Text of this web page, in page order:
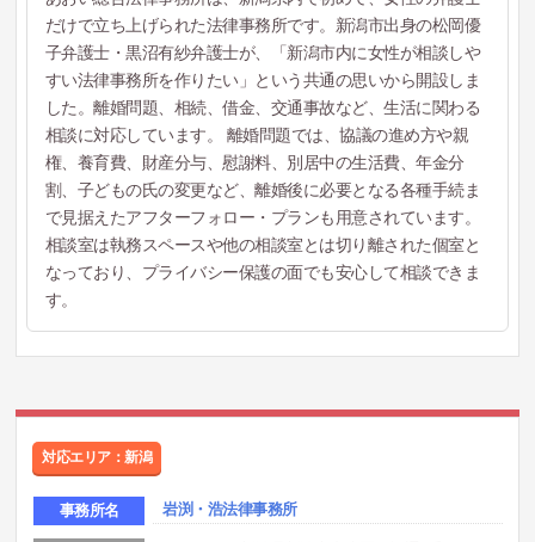
だけで立ち上げられた法律事務所です。新潟市出身の松岡優
子弁護士・黒沼有紗弁護士が、「新潟市内に女性が相談しや
すい法律事務所を作りたい」という共通の思いから開設しま
した。離婚問題、相続、借金、交通事故など、生活に関わる
相談に対応しています。 離婚問題では、協議の進め方や親
権、養育費、財産分与、慰謝料、別居中の生活費、年金分
割、子どもの氏の変更など、離婚後に必要となる各種手続ま
で見据えたアフターフォロー・プランも用意されています。
相談室は執務スペースや他の相談室とは切り離された個室と
なっており、プライバシー保護の面でも安心して相談できま
す。
対応エリア：新潟
事務所名 岩渕・浩法律事務所